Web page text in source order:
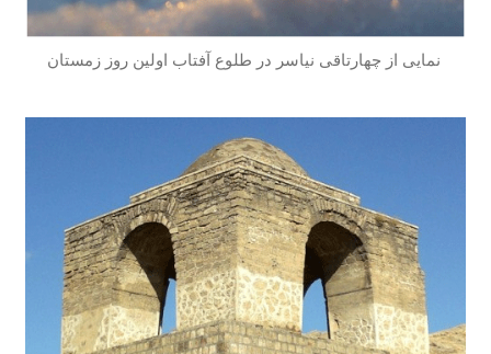
نمایی از چهارتاقی نیاسر در طلوع آفتاب اولین روز زمستان